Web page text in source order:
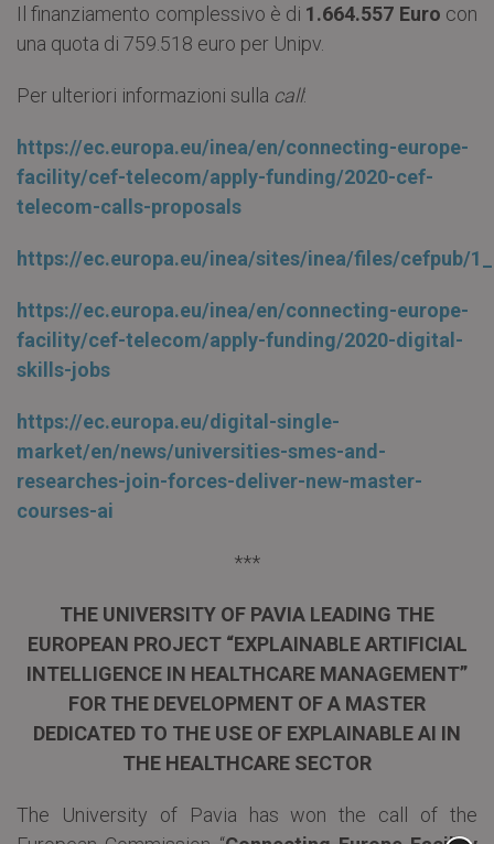
Il finanziamento complessivo è di 1.664.557 Euro con
una quota di 759.518 euro per Unipv.
Per ulteriori informazioni sulla call:
https://ec.europa.eu/inea/en/connecting-europe-
facility/cef-telecom/apply-funding/2020-cef-
telecom-calls-proposals
https://ec.europa.eu/inea/sites/inea/files/cefpub/
https://ec.europa.eu/inea/en/connecting-europe-
facility/cef-telecom/apply-funding/2020-digital-
skills-jobs
https://ec.europa.eu/digital-single-
market/en/news/universities-smes-and-
researches-join-forces-deliver-new-master-
courses-ai
***
THE UNIVERSITY OF PAVIA LEADING THE
EUROPEAN PROJECT “EXPLAINABLE ARTIFICIAL
INTELLIGENCE IN HEALTHCARE MANAGEMENT”
FOR THE DEVELOPMENT OF A MASTER
DEDICATED TO THE USE OF EXPLAINABLE AI IN
THE HEALTHCARE SECTOR
The University of Pavia has won the call of the